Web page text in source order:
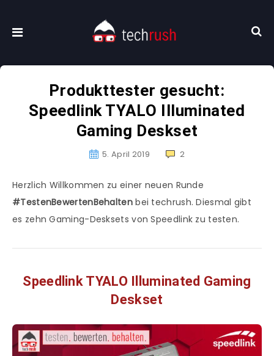
Produkttester gesucht:
Speedlink TYALO Illuminated
Gaming Deskset
5. April 2019 2
Herzlich Willkommen zu einer neuen Runde
#TestenBewertenBehaltenbei techrush. Diesmal gibt
es zehn Gaming-Desksets von Speedlink zu testen.
Speedlink TYALO Illuminated Gaming
Deskset